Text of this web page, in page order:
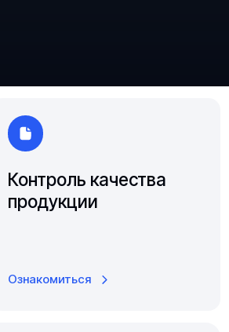
Контроль качества
продукции
Ознакомиться